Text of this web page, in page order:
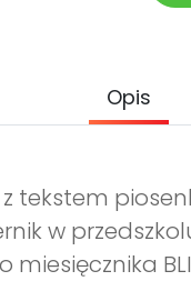
Opis
tekstem
w